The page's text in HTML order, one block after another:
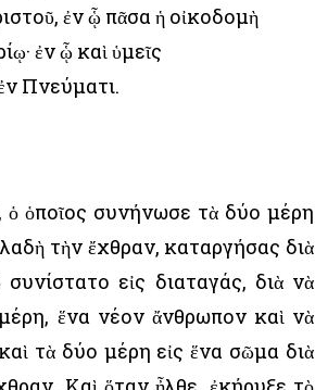
ἐν ᾧ πᾶσα ἡ οἰκοδομὴ
ἐν ᾧ καὶ ὑμεῖς
Πνεύματι.
ὁ ὁποῖος συνήνωσε τὰ δύο μέρη
τὴν ἔχθραν, καταργήσας διὰ
εἰς διαταγάς, διὰ νὰ
ἕνα νέον ἄνθρωπον καὶ νὰ
τὰ δύο μέρη εἰς ἕνα σῶμα διὰ